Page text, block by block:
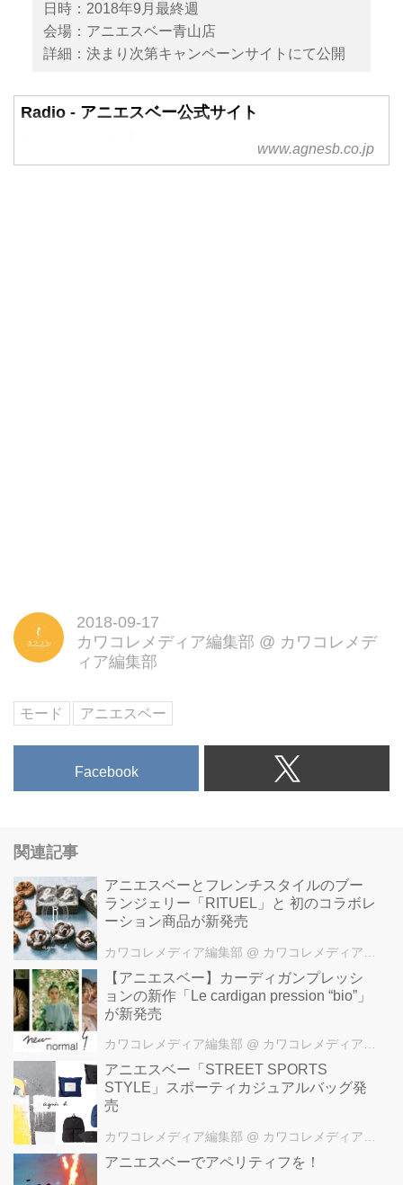
日時：2018年9月最終週
会場：アニエスベー青山店
詳細：決まり次第キャンペーンサイトにて公開
Radio - アニエスベー公式サイト
www.agnesb.co.jp
2018-09-17
カワコレメディア編集部 @ カワコレメデ
ィア編集部
モード アニエスベー
Facebook
関連記事
アニエスベーとフレンチスタイルのブー
ランジェリー「RITUEL」と 初のコラボレ
ーション商品が新発売
カワコレメディア編集部 @ カワコレメディア編集部
【アニエスベー】カーディガンプレッシ
ョンの新作「Le cardigan pression “bio”」
が新発売
カワコレメディア編集部 @ カワコレメディア編集部
アニエスベー「STREET SPORTS
STYLE」スポーティカジュアルバッグ発
売
カワコレメディア編集部 @ カワコレメディア編集部
アニエスベーでアペリティフを！